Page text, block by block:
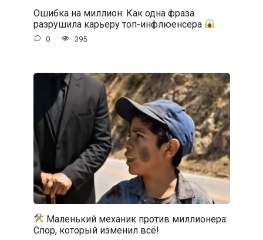
Ошибка на миллион: Как одна фраза
разрушила карьеру топ-инфлюенсера
0 395
Маленький механик против миллионера:
Спор, который изменил всё!